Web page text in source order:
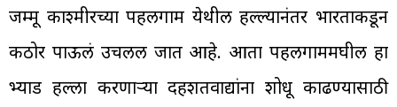
जम्मू काश्मीरच्या पहलगाम येथील हल्ल्यानंतर भारताकडून
कठोर पाऊलं उचलली जात आहे. आता पहलगाममघील हा
भ्याड हल्ला करणाऱ्या दहशतवाद्यांना शोधू काढण्यासाठी